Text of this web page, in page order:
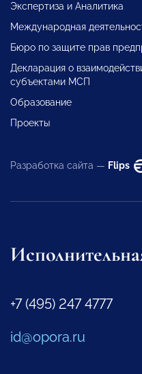
Экспертиза и Аналитика
Международная
Бюро по защите прав
Декларация о
субъектами МСП
Образование
Проекты
Разработка сайта — Flips
+7 (495) 247 4777
id@opora.ru